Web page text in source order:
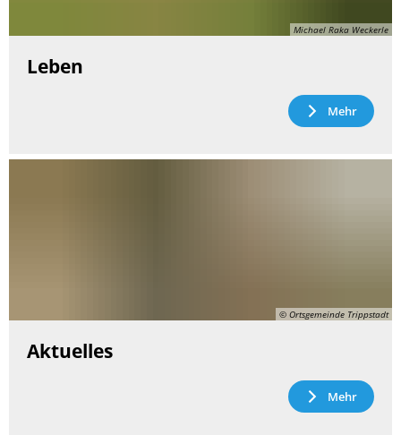
Michael Raka Weckerle
Leben
Mehr
© Ortsgemeinde Trippstadt
Aktuelles
Mehr